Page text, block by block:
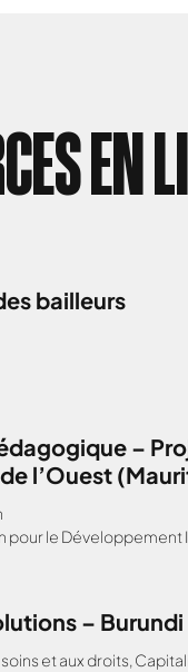
EN
bailleurs
–
l’Ouest
pour le Développement
–
et aux droits,